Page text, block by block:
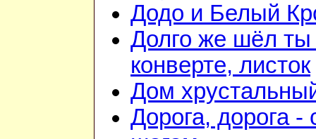
Додо и Белый
Долго же шёл ты
конверте, листок
Дом
Дорога, дорога -